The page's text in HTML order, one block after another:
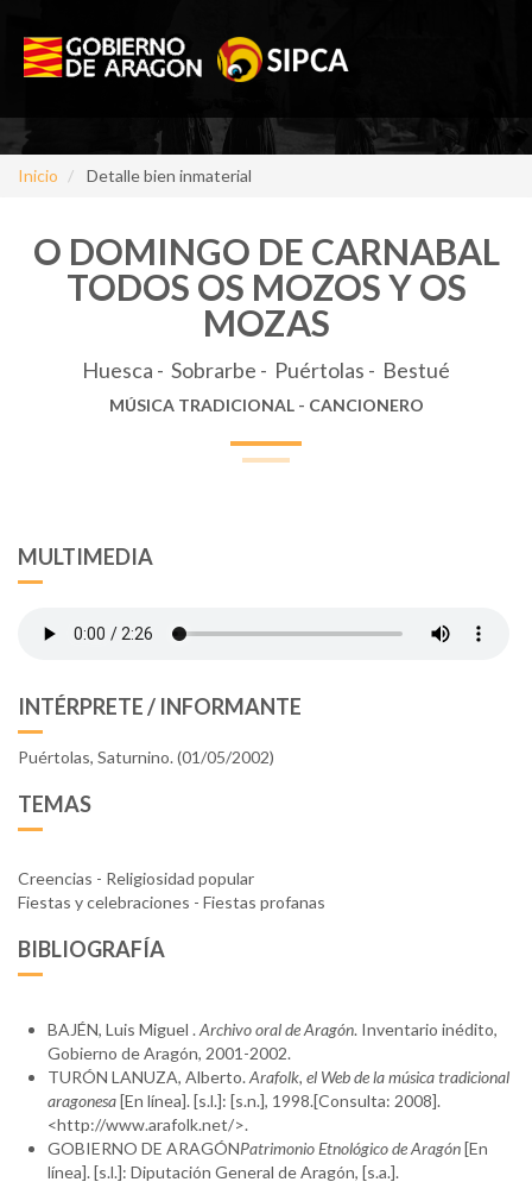
Inicio Detalle bien inmaterial
O DOMINGO DE CARNABAL
TODOS OS MOZOS Y OS
MOZAS
Huesca - Sobrarbe - Puértolas - Bestué
MÚSICA TRADICIONAL - CANCIONERO
MULTIMEDIA
INTÉRPRETE / INFORMANTE
Puértolas, Saturnino. (01/05/2002)
TEMAS
Creencias - Religiosidad popular
Fiestas y celebraciones - Fiestas profanas
BIBLIOGRAFÍA
BAJÉN, Luis Miguel . Archivo oral de Aragón. Inventario inédito,
Gobierno de Aragón, 2001-2002.
TURÓN LANUZA, Alberto. Arafolk, el Web de la música tradicional
aragonesa[En línea]. [s.l.]: [s.n.], 1998.[Consulta: 2008].
<http://www.arafolk.net/>.
GOBIERNO DE ARAGÓNPatrimonio Etnológico de Aragón[En
línea]. [s.l.]: Diputación General de Aragón, [s.a.].